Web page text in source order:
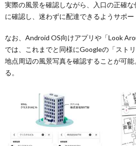
実際の風景を確認しながら、入口の正確
に確認し、迷わずに配達できるようサポー
なお、Android OS向けアプリや「Look
では、これまでと同様にGoogleの「スト
地点周辺の風景写真を確認することが可能
る。